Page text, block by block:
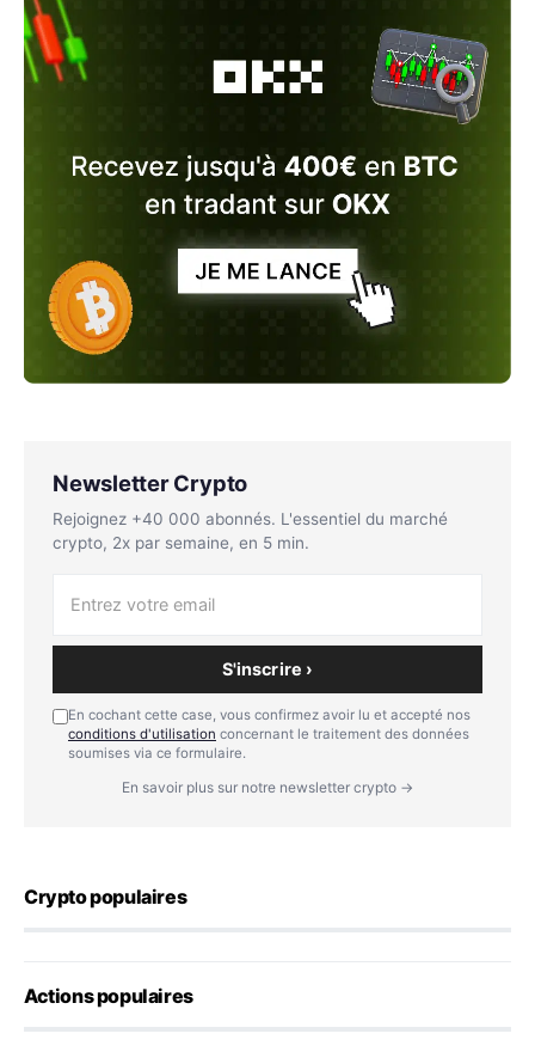
Newsletter Crypto
Rejoignez +40 000 abonnés. L'essentiel du marché
crypto, 2x par semaine, en 5 min.
S'inscrire ›
En cochant cette case, vous confirmez avoir lu et accepté nos
conditions d'utilisation concernant le traitement des données
soumises via ce formulaire.
En savoir plus sur notre newsletter crypto →
Crypto populaires
Actions populaires